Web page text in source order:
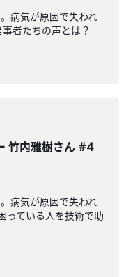
病気が原因で失われ
者たちの声とは？
竹内雅樹さん #4
病気が原因で失われ
っている人を技術で助